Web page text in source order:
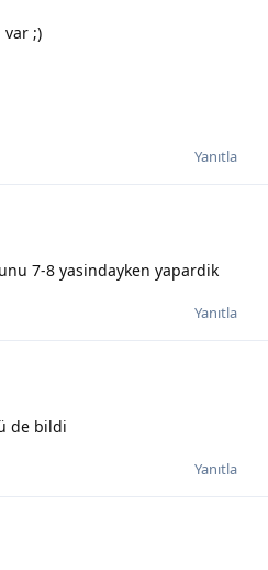
;)
Yanıtla
7-8 yasindayken yapardik
Yanıtla
de bildi
Yanıtla